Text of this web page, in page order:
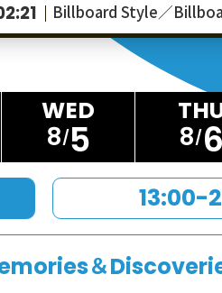
Billboard Style／
8 5 8 6
13:00-
＆